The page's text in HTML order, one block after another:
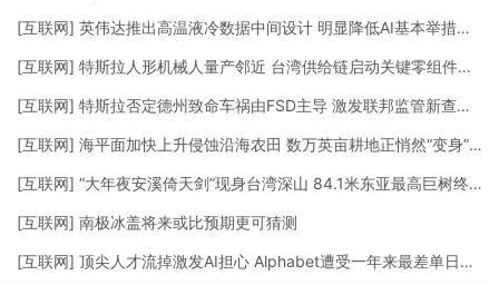
[互联网] 英伟达推出高温液冷数据中间设计 明显降低AI基本举措措施用水需求
[互联网] 特斯拉人形机械人量产邻近 台湾供给链启动关键零组件供货
[互联网] 特斯拉否定德州致命车祸由FSD主导 激发联邦监管新查询拜访
[互联网] 海平面加快上升侵蚀沿海农田 数万英亩耕地正悄然“变身”湿地
[互联网] “大年夜安溪倚天剑”现身台湾深山 84.1米东亚最高巨树终被发明
[互联网] 南极冰盖将来或比预期更可猜测
[互联网] 顶尖人才流掉激发AI担心 Alphabet遭受一年来最差单日表示